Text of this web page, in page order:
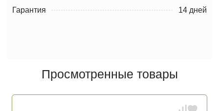
Гарантия 14 дней
Просмотренные товары